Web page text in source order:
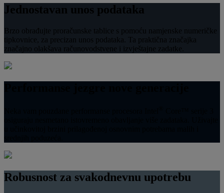
Jednostavan unos podataka
Brzo obrađujte proračunske tablice s pomoću namjenske numeričke
tipkovnice, za precizan unos podataka. Ta praktična značajka
značajno olakšava računovodstvene i izvještajne zadatke.
Robusnost za svakodnevnu upotrebu